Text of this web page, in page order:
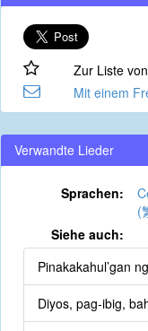
Zur Liste
Mit einem
Verwandte Lieder
Sprachen:
(
Siehe auch:
Pinakakahul’gan
Diyos, pag-ibig,